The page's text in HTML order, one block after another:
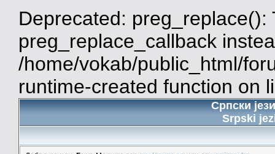
Deprecated:
preg_replace_callback
/home/vokab/public_html/
runtime-created function on
Српски
Srpski